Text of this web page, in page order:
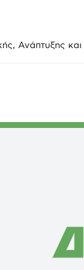
Ανάπτυξης